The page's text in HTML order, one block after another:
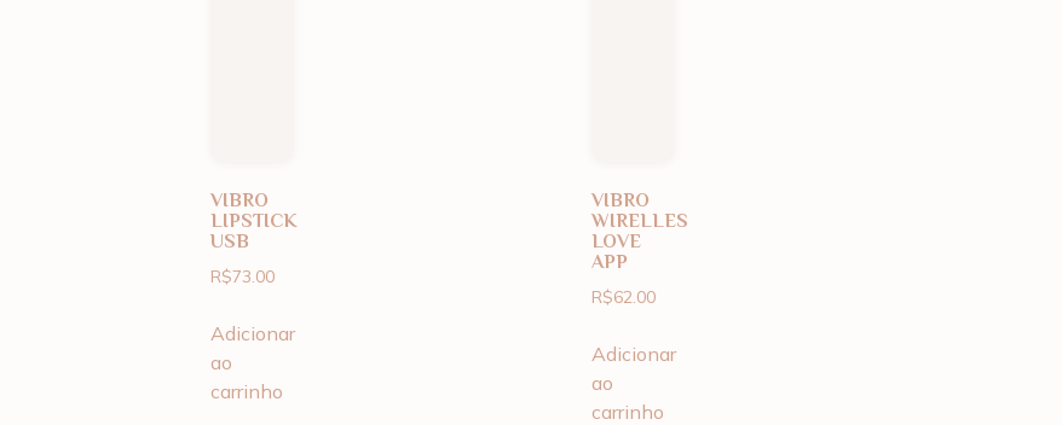
VIBRO
LIPSTICK
USB
R$73.00
Adicionar
ao
carrinho
VIBRO
WIRELLES
LOVE
APP
R$62.00
Adicionar
ao
carrinho